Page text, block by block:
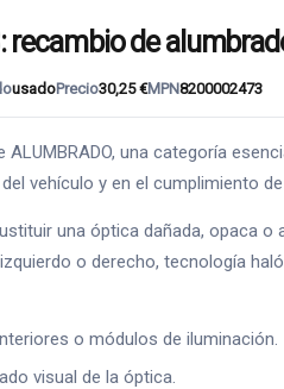
recambio de
usadoPrecio30,25 €MPN8200002473
ALUMBRADO, una categoría
vehículo y en el cumplimiento de
una óptica dañada, opaca o
o derecho, tecnología
o módulos de iluminación.
visual de la óptica.